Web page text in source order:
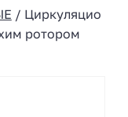
/ Циркуляцио
ротором